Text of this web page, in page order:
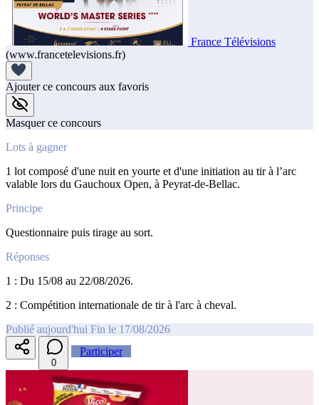
France Télévisions
(www.francetelevisions.fr)
Ajouter ce concours aux favoris
Masquer ce concours
Lots à gagner
1 lot composé d'une nuit en yourte et d'une initiation au tir à l’arc
valable lors du Gauchoux Open, à Peyrat-de-Bellac.
Principe
Questionnaire puis tirage au sort.
Réponses
1 : Du 15/08 au 22/08/2026.
2 : Compétition internationale de tir à l'arc à cheval.
Publié aujourd'hui Fin le 17/08/2026
0
Participer